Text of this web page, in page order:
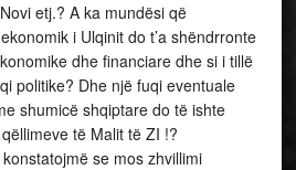
etj.? A ka mundësi që
i Ulqinit do t’a shëndrronte
dhe financiare dhe si i tillë
politike? Dhe një fuqi eventuale
shumicë shqiptare do të ishte
të Malit të ZI !?
se mos zhvillimi